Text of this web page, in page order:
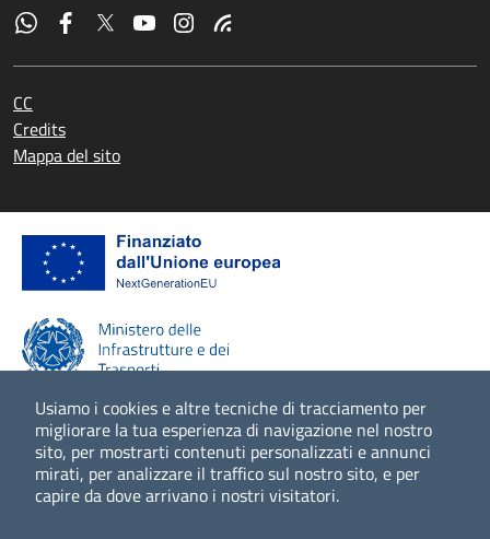
Usiamo i cookies e altre tecniche di tracciamento per
migliorare la tua esperienza di navigazione nel nostro
sito, per mostrarti contenuti personalizzati e annunci
mirati, per analizzare il traffico sul nostro sito, e per
capire da dove arrivano i nostri visitatori.
CC
Credits
Mappa del sito
Scopri di più